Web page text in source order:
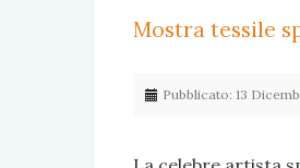
Mostra tessile
Pubblicato: 13